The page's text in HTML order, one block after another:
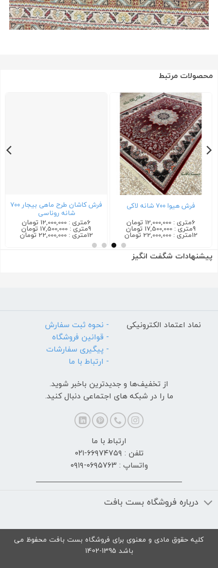
محصولات مرتبط
فرش هیوا ۷۰۰ شانه لاکی
6متری : 12,000,000 تومان
9متری : 17,500,000 تومان
12متری : 22,000,000 تومان
فرش کاشان طرح ماهی بیجار ۷۰۰
شانه روناسی
6متری : 12,000,000 تومان
9متری : 17,500,000 تومان
12متری : 22,000,000 تومان
پیشنهادات شگفت انگیز
نماد اعتماد الکترونیکی
- نحوه ثبت سفارش
- قوانین فروشگاه
- پیگیری سفارشات
- ارتباط با ما
از تخفیف‌ها و جدیدترین‌ باخبر شوید.
ما را در شبکه های اجتماعی دنبال کنید.
ارتباط با ما
تلفن : ۶۶۹۷۴۷۵۹-۰۲۱
واتساپ : ۰۶۹۵۷۶۳-۰۹۱۹
درباره فروشگاه بست بافت
کلیه حقوق مادی و معنوی برای فروشگاه بست بافت محفوظ می
باشد 1395-1402